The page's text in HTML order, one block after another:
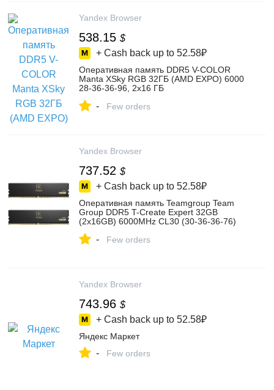
Yandex Browser
538.15 $
+ Cash back up to 52.58₽
Оперативная память DDR5 V-COLOR
Manta XSky RGB 32ГБ (AMD EXPO) 6000
28-36-36-96, 2х16 ГБ
интернет-магазине BestRAM на Яндекс
- Few orders
Yandex Browser
737.52 $
+ Cash back up to 52.58₽
Оперативная память Teamgroup Team
Group DDR5 T-Create Expert 32GB
(2x16GB) 6000MHz CL30 (30-36-36-76)
магазине ОНЛАЙНТРЕЙД.РУ на Яндекс
- Few orders
Yandex Browser
743.96 $
+ Cash back up to 52.58₽
Яндекс Маркет
- Few orders